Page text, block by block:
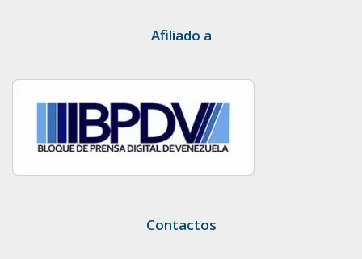
Afiliado a
Contactos